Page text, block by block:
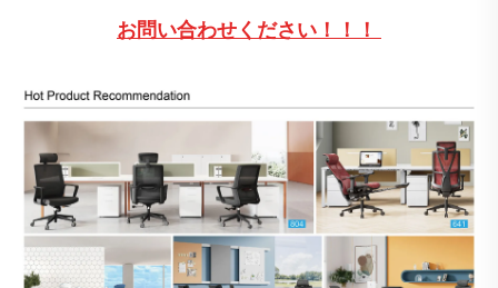
お問い合わせください！！！